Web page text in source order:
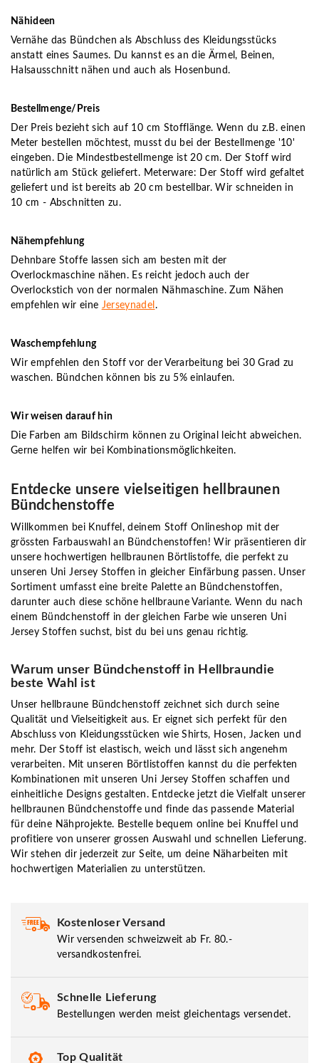
Nähideen
Vernähe das Bündchen als Abschluss des Kleidungsstücks
anstatt eines Saumes. Du kannst es an die Ärmel, Beinen,
Halsausschnitt nähen und auch als Hosenbund.
Bestellmenge/Preis
Der Preis bezieht sich auf 10 cm Stofflänge. Wenn du z.B. einen
Meter bestellen möchtest, musst du bei der Bestellmenge '10'
eingeben. Die Mindestbestellmenge ist 20 cm. Der Stoff wird
natürlich am Stück geliefert. Meterware: Der Stoff wird gefaltet
geliefert und ist bereits ab 20 cm bestellbar. Wir schneiden in
10 cm - Abschnitten zu.
Nähempfehlung
Dehnbare Stoffe lassen sich am besten mit der
Overlockmaschine nähen. Es reicht jedoch auch der
Overlockstich von der normalen Nähmaschine. Zum Nähen
empfehlen wir eine Jerseynadel .
Waschempfehlung
Wir empfehlen den Stoff vor der Verarbeitung bei 30 Grad zu
waschen. Bündchen können bis zu 5% einlaufen.
Wir weisen darauf hin
Die Farben am Bildschirm können zu Original leicht abweichen.
Gerne helfen wir bei Kombinationsmöglichkeiten.
Entdecke unsere vielseitigen hellbraunen
Bündchenstoffe
Willkommen bei Knuffel, deinem Stoff Onlineshop mit der
grössten Farbauswahl an Bündchenstoffen! Wir präsentieren dir
unsere hochwertigen hellbraunen Börtlistoffe, die perfekt zu
unseren Uni Jersey Stoffen in gleicher Einfärbung passen. Unser
Sortiment umfasst eine breite Palette an Bündchenstoffen,
darunter auch diese schöne hellbraune Variante. Wenn du nach
einem Bündchenstoff in der gleichen Farbe wie unseren Uni
Jersey Stoffen suchst, bist du bei uns genau richtig.
Warum unser Bündchenstoff in Hellbraundie
beste Wahl ist
Unser hellbraune Bündchenstoff zeichnet sich durch seine
Qualität und Vielseitigkeit aus. Er eignet sich perfekt für den
Abschluss von Kleidungsstücken wie Shirts, Hosen, Jacken und
mehr. Der Stoff ist elastisch, weich und lässt sich angenehm
verarbeiten. Mit unseren Börtlistoffen kannst du die perfekten
Kombinationen mit unseren Uni Jersey Stoffen schaffen und
einheitliche Designs gestalten. Entdecke jetzt die Vielfalt unserer
hellbraunen Bündchenstoffe und finde das passende Material
für deine Nähprojekte. Bestelle bequem online bei Knuffel und
profitiere von unserer grossen Auswahl und schnellen Lieferung.
Wir stehen dir jederzeit zur Seite, um deine Näharbeiten mit
hochwertigen Materialien zu unterstützen.
Kostenloser Versand
Wir versenden schweizweit ab Fr. 80.-
versandkostenfrei.
Schnelle Lieferung
Bestellungen werden meist gleichentags versendet.
Top Qualität